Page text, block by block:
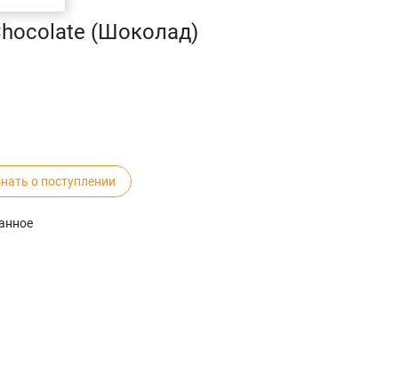
(Шоколад)
о поступлении